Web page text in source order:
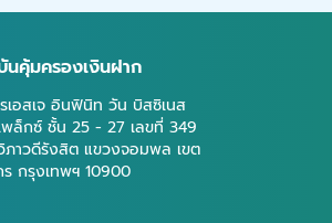
นคุ้มครองเงินฝาก
เอสเจ อินฟินิท วัน บิสซิเนส
พล็กซ์ ชั้น 25 - 27 เลขที่ 349
าวดีรังสิต แขวงจอมพล เขต
กรุงเทพฯ 10900